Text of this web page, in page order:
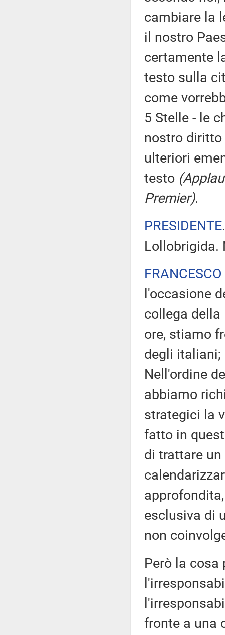
cambiare la
il nostro
certamente
testo sulla
come
5 Stelle - le
nostro diritto
ulteriori
testo
Premier).
PRESIDENTE
Lollobrigida.
l'occasione
collega della
ore, stiamo
degli italiani;
Nell'ordine
abbiamo
strategici la
fatto in
di trattare
esclusiva di
non
Però la cosa
fronte a una